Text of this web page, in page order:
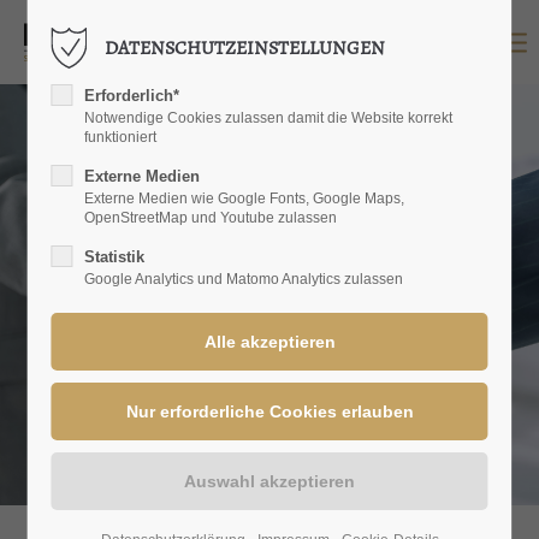
LOGIN
Benutzername
Passwort
Anmelden
|Lost your password?
SUPPORT
DATENSCHUTZEINSTELLUNGEN
Erforderlich*
Notwendige Cookies zulassen damit die Website korrekt
funktioniert
Externe Medien
Externe Medien wie Google Fonts, Google Maps,
OpenStreetMap und Youtube zulassen
Statistik
Google Analytics und Matomo Analytics zulassen